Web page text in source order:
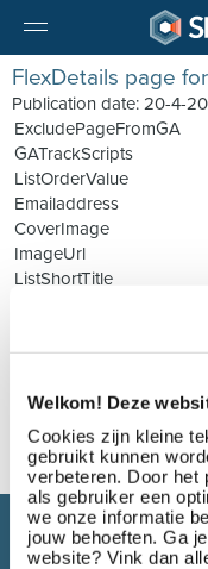
Welkom! Deze
Cookies zijn kleine
gebruikt kunnen
verbeteren. Door het
als gebruiker een
we onze informatie
jouw behoeften. Ga
website? Vink dan
FlexDetails page
Publication date: 20-4-
ExcludePageFromGA
GATrackScripts
ListOrderValue
Emailaddress
CoverImage
ImageUrl
ListShortTitle
Select Jobs is een
toegang biedt tot alle